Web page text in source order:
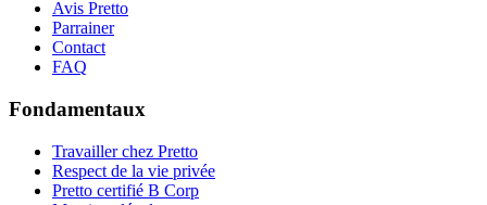
Avis Pretto
Parrainer
Contact
FAQ
Fondamentaux
Travailler chez Pretto
Respect de la vie privée
Pretto certifié B Corp